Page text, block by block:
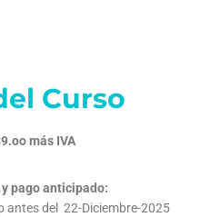
Curso
más IVA
pago anticipado:
antes del 22-Diciembre-2025